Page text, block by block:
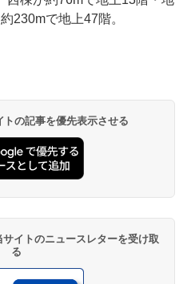
230mで地上47階。
の記事を優先表示させる
イトのニュースレターを受け取
る